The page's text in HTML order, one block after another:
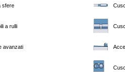
sfere
a rulli
avanzati